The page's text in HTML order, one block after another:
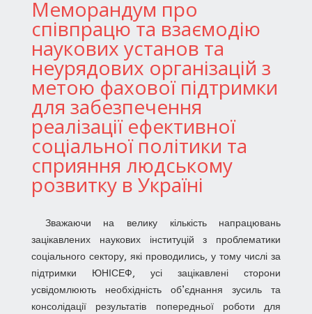
Меморандум про
співпрацю та взаємодію
наукових установ та
неурядових організацій з
метою фахової підтримки
для забезпечення
реалізації ефективної
соціальної політики та
сприяння людському
розвитку в Україні
Зважаючи на велику кількість напрацювань
зацікавлених наукових інституцій з проблематики
соціального сектору, які проводились, у тому числі за
підтримки ЮНІСЕФ, усі зацікавлені сторони
усвідомлюють необхідність об’єднання зусиль та
консолідації результатів попередньої роботи для